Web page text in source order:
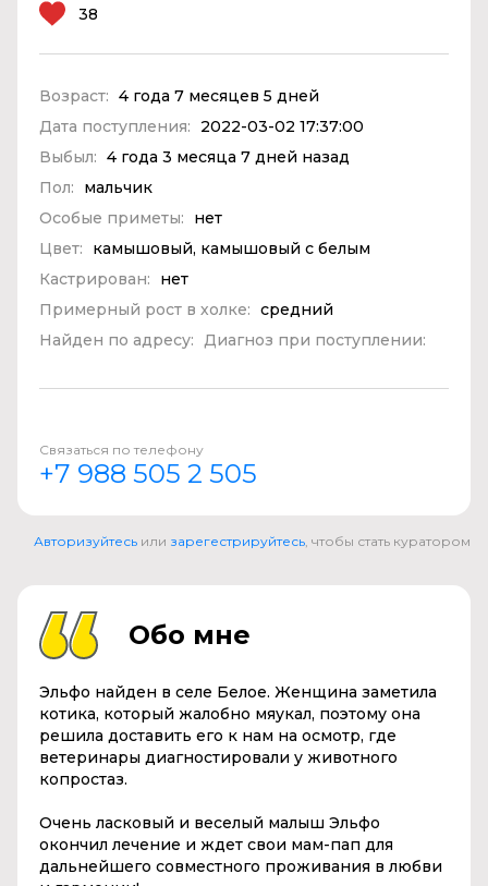
38
Возраст: 4 года 7 месяцев 5 дней
Дата поступления:
2022-03-02 17:37:00
Выбыл: 4 года 3 месяца 7 дней назад
Пол:
мальчик
Особые приметы:
нет
Цвет:
камышовый, камышовый с белым
Кастрирован:
нет
Примерный рост в холке: средний
Найден по адресу:
Диагноз при поступлении:
Связаться по телефону
+7 988 505 2 505
Авторизуйтесь или зарегестрируйтесь , чтобы стать куратором
Обо мне
Эльфо найден в селе Белое. Женщина заметила
котика, который жалобно мяукал, поэтому она
решила доставить его к нам на осмотр, где
ветеринары диагностировали у животного
копростаз.
Очень ласковый и веселый малыш Эльфо
окончил лечение и ждет свои мам-пап для
дальнейшего совместного проживания в любви